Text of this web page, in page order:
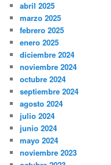
abril 2025
marzo 2025
febrero 2025
enero 2025
diciembre 2024
noviembre 2024
octubre 2024
septiembre 2024
agosto 2024
julio 2024
junio 2024
mayo 2024
noviembre 2023